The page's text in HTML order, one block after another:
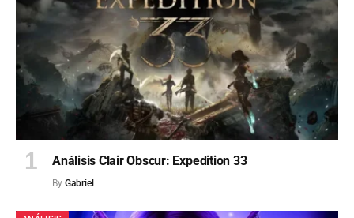
Análisis Clair Obscur: Expedition 33
By Gabriel